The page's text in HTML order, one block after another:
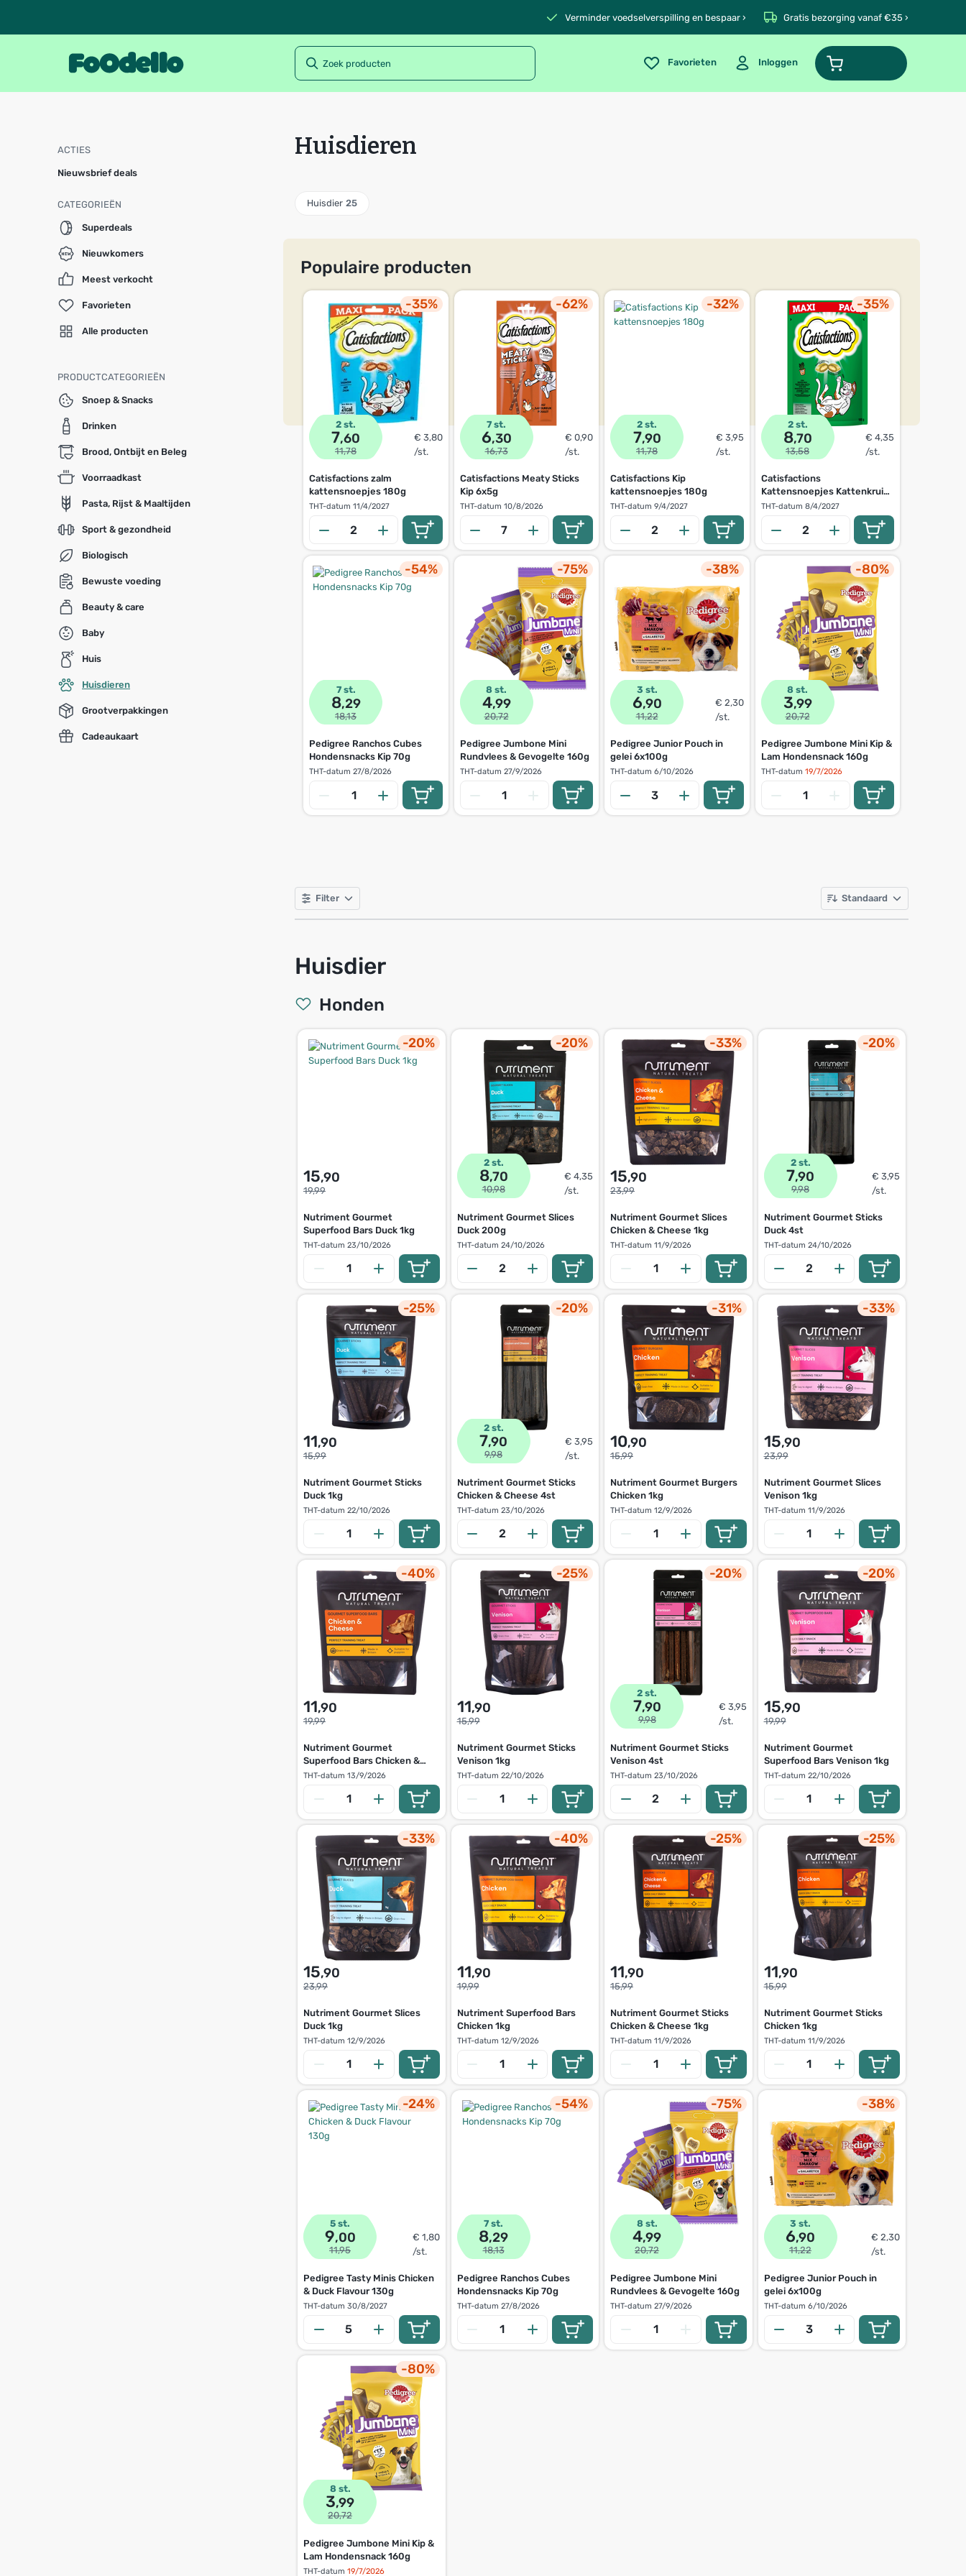
Verminder voedselverspilling en bespaar › Gratis bezorging vanaf €35 ›
Favorieten Inloggen
ACTIES
Nieuwsbrief deals
CATEGORIEËN
Superdeals
Nieuwkomers
Meest verkocht
Favorieten
Alle producten
PRODUCTCATEGORIEËN
Snoep & Snacks
Drinken
Brood, Ontbijt en Beleg
Voorraadkast
Pasta, Rijst & Maaltijden
Sport & gezondheid
Biologisch
Bewuste voeding
Beauty & care
Baby
Huis
Huisdieren
Grootverpakkingen
Cadeaukaart
Huisdieren
Huisdier 25
Populaire producten
-35%
2 st.
7,60
11,78
€ 3,80
/st.
Catisfactions zalm
kattensnoepjes 180g
THT-datum 11/4/2027
-62%
7 st.
6,30
16,73
€ 0,90
/st.
Catisfactions Meaty Sticks
Kip 6x5g
THT-datum 10/8/2026
-32%
2 st.
7,90
11,78
€ 3,95
/st.
Catisfactions Kip
kattensnoepjes 180g
THT-datum 9/4/2027
-35%
2 st.
8,70
13,58
€ 4,35
/st.
Catisfactions
Kattensnoepjes Kattenkruid
180g
THT-datum 8/4/2027
-54%
7 st.
8,29
18,13
Pedigree Ranchos Cubes
Hondensnacks Kip 70g
THT-datum 27/8/2026
-75%
8 st.
4,99
20,72
Pedigree Jumbone Mini
Rundvlees & Gevogelte 160g
THT-datum 27/9/2026
-38%
3 st.
6,90
11,22
€ 2,30
/st.
Pedigree Junior Pouch in
gelei 6x100g
THT-datum 6/10/2026
-80%
8 st.
3,99
20,72
Pedigree Jumbone Mini Kip &
Lam Hondensnack 160g
THT-datum 19/7/2026
Filter Standaard
Huisdier
Honden
-20%
15,90
19,99
Nutriment Gourmet
Superfood Bars Duck 1kg
THT-datum 23/10/2026
-20%
2 st.
8,70
10,98
€ 4,35
/st.
Nutriment Gourmet Slices
Duck 200g
THT-datum 24/10/2026
-33%
15,90
23,99
Nutriment Gourmet Slices
Chicken & Cheese 1kg
THT-datum 11/9/2026
-20%
2 st.
7,90
9,98
€ 3,95
/st.
Nutriment Gourmet Sticks
Duck 4st
THT-datum 24/10/2026
-25%
11,90
15,99
Nutriment Gourmet Sticks
Duck 1kg
THT-datum 22/10/2026
-20%
2 st.
7,90
9,98
€ 3,95
/st.
Nutriment Gourmet Sticks
Chicken & Cheese 4st
THT-datum 23/10/2026
-31%
10,90
15,99
Nutriment Gourmet Burgers
Chicken 1kg
THT-datum 12/9/2026
-33%
15,90
23,99
Nutriment Gourmet Slices
Venison 1kg
THT-datum 11/9/2026
-40%
11,90
19,99
Nutriment Gourmet
Superfood Bars Chicken &
Cheese 1kg
THT-datum 13/9/2026
-25%
11,90
15,99
Nutriment Gourmet Sticks
Venison 1kg
THT-datum 22/10/2026
-20%
2 st.
7,90
9,98
€ 3,95
/st.
Nutriment Gourmet Sticks
Venison 4st
THT-datum 23/10/2026
-20%
15,90
19,99
Nutriment Gourmet
Superfood Bars Venison 1kg
THT-datum 22/10/2026
-33%
15,90
23,99
Nutriment Gourmet Slices
Duck 1kg
THT-datum 12/9/2026
-40%
11,90
19,99
Nutriment Superfood Bars
Chicken 1kg
THT-datum 12/9/2026
-25%
11,90
15,99
Nutriment Gourmet Sticks
Chicken & Cheese 1kg
THT-datum 11/9/2026
-25%
11,90
15,99
Nutriment Gourmet Sticks
Chicken 1kg
THT-datum 11/9/2026
-24%
5 st.
9,00
11,95
€ 1,80
/st.
Pedigree Tasty Minis Chicken
& Duck Flavour 130g
THT-datum 30/8/2027
-54%
7 st.
8,29
18,13
Pedigree Ranchos Cubes
Hondensnacks Kip 70g
THT-datum 27/8/2026
-75%
8 st.
4,99
20,72
Pedigree Jumbone Mini
Rundvlees & Gevogelte 160g
THT-datum 27/9/2026
-38%
3 st.
6,90
11,22
€ 2,30
/st.
Pedigree Junior Pouch in
gelei 6x100g
THT-datum 6/10/2026
-80%
8 st.
3,99
20,72
Pedigree Jumbone Mini Kip &
Lam Hondensnack 160g
THT-datum 19/7/2026